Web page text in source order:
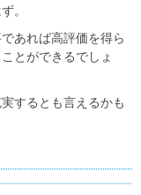
。
あれば高評価を得ら
とができるでしょ
するとも言えるかも